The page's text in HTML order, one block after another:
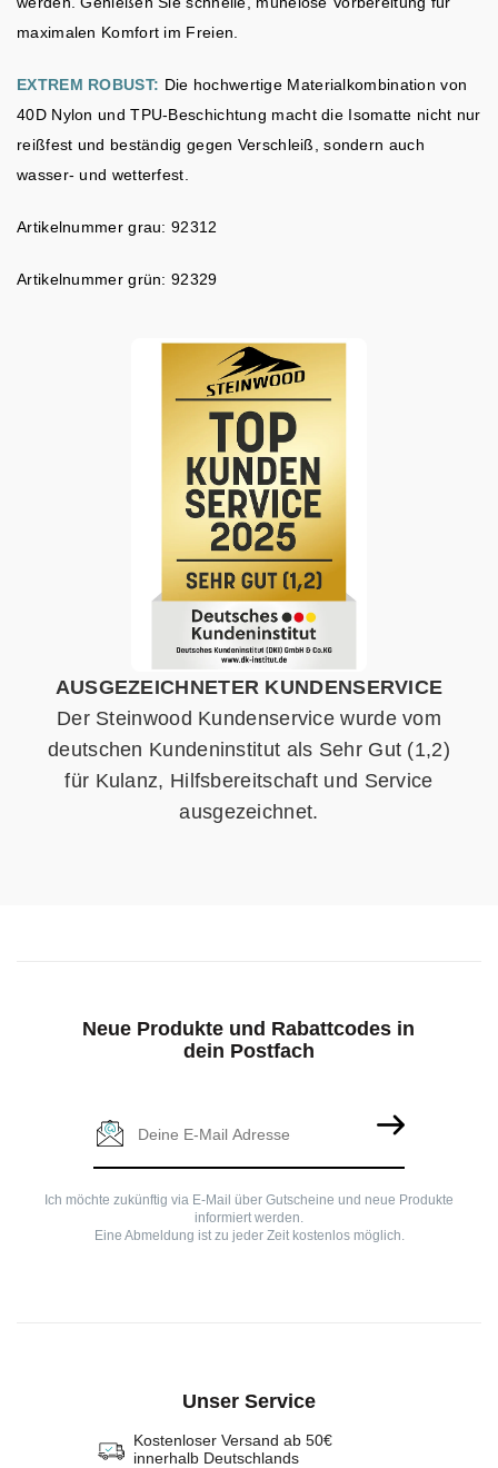
maximalen Komfort im Freien.
EXTREM ROBUST: Die hochwertige Materialkombination von
40D Nylon und TPU-Beschichtung macht die Isomatte nicht nur
reißfest und beständig gegen Verschleiß, sondern auch
wasser- und wetterfest.
Artikelnummer grau: 92312
Artikelnummer grün: 92329
AUSGEZEICHNETER KUNDENSERVICE
Der Steinwood Kundenservice wurde vom
deutschen Kundeninstitut als Sehr Gut (1,2)
für Kulanz, Hilfsbereitschaft und Service
ausgezeichnet.
Neue Produkte und Rabattcodes in
dein Postfach
Ich möchte zukünftig via E-Mail über Gutscheine und neue Produkte
informiert werden.
Eine Abmeldung ist zu jeder Zeit kostenlos möglich.
Unser Service
Kostenloser Versand ab 50€
innerhalb Deutschlands